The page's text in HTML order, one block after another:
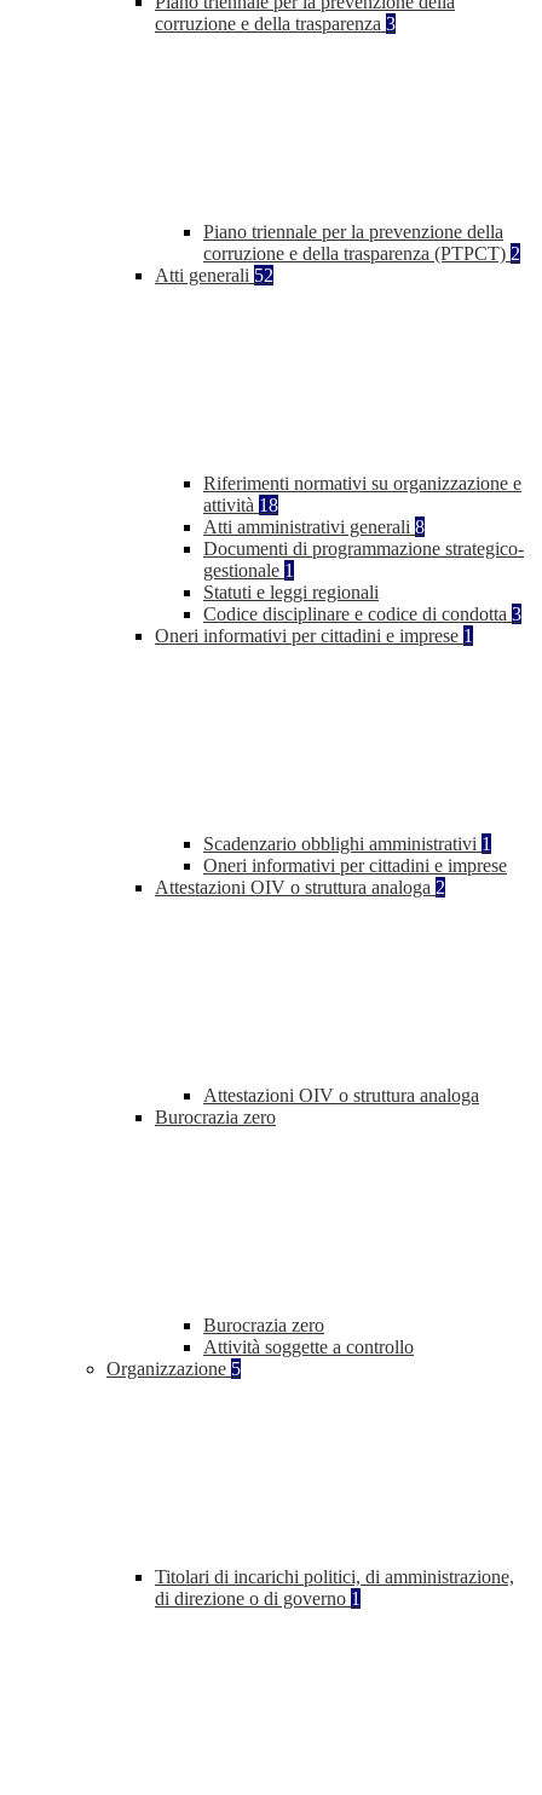
corruzione e della trasparenza 3
Piano triennale per la prevenzione della
corruzione e della trasparenza (PTPCT) 2
Atti generali 52
Riferimenti normativi su organizzazione e
attività 18
Atti amministrativi generali 8
Documenti di programmazione strategico-
gestionale 1
Statuti e leggi regionali
Codice disciplinare e codice di condotta 3
Oneri informativi per cittadini e imprese 1
Scadenzario obblighi amministrativi 1
Oneri informativi per cittadini e imprese
Attestazioni OIV o struttura analoga 2
Attestazioni OIV o struttura analoga
Burocrazia zero
Burocrazia zero
Attività soggette a controllo
Organizzazione 5
Titolari di incarichi politici, di amministrazione,
di direzione o di governo 1